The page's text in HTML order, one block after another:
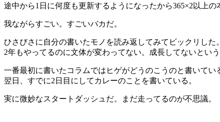
途中から1日に何度も更新するようになったから365×2以上の
我ながらすごい。すごいバカだ。
ひさびさに自分の書いたモノを読み返してみてビックリした。
2年もやってるのに文体が変わってない。成長してないという
一番最初に書いたコラムではヒゲがどうのこうのと書いてい
翌日、すでに2日目にしてカレーのことを書いている。
実に微妙なスタートダッシュだ。まだ走ってるのが不思議。